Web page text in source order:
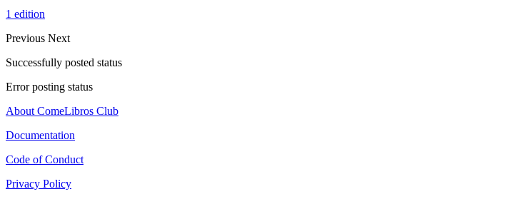
1 edition
Previous Next
Successfully posted status
Error posting status
About ComeLibros Club
Documentation
Code of Conduct
Privacy Policy